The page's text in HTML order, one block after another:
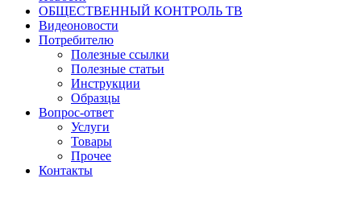
ОБЩЕСТВЕННЫЙ КОНТРОЛЬ ТВ
Видеоновости
Потребителю
Полезные ссылки
Полезные статьи
Инструкции
Образцы
Вопрос-ответ
Услуги
Товары
Прочее
Контакты